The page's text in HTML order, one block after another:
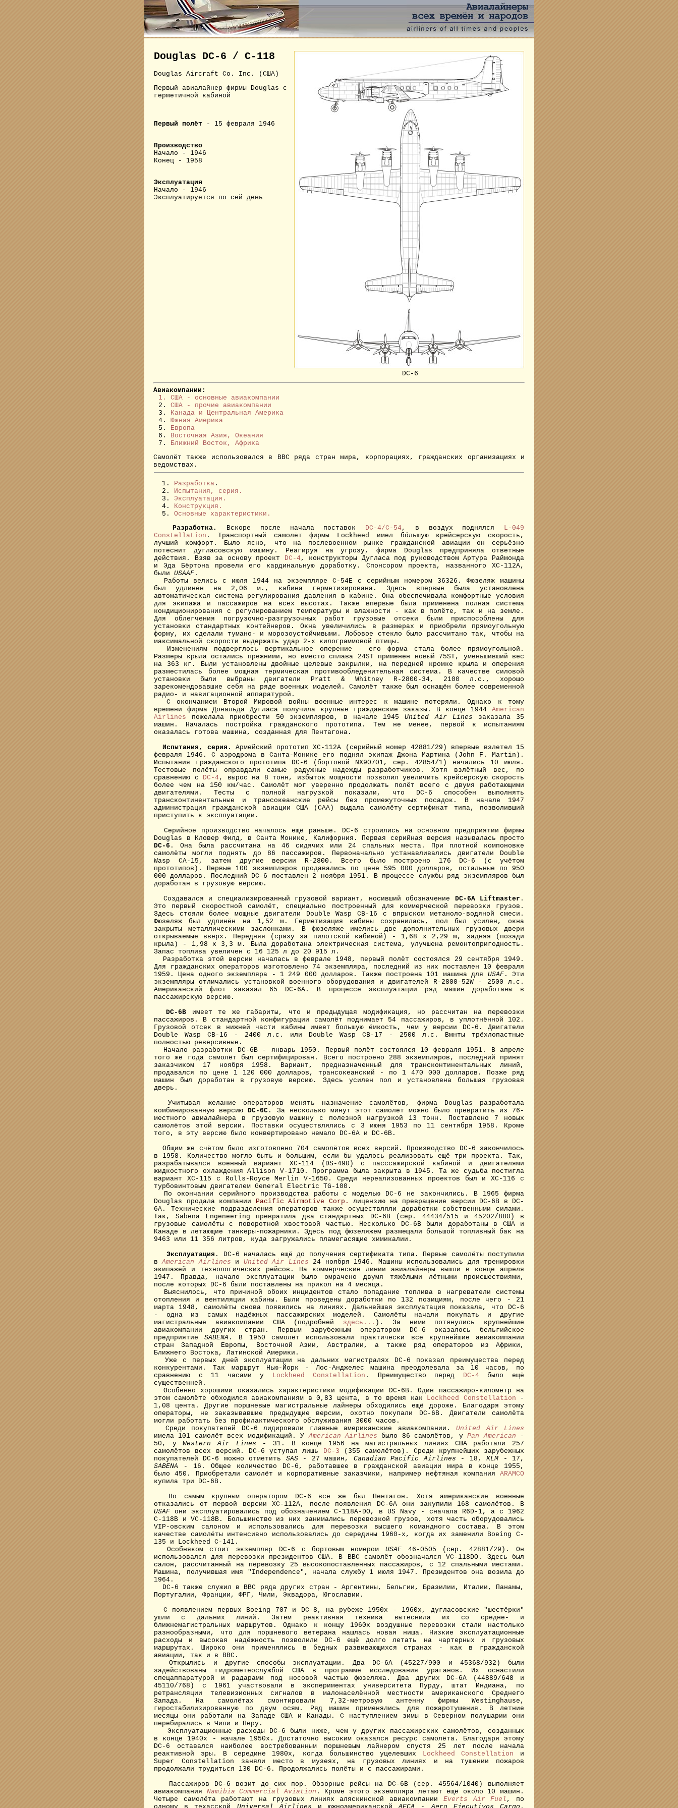
Douglas DC-6 / C-118
Douglas Aircraft Co. Inc. (США)
Первый авиалайнер фирмы Douglas с
герметичной кабиной
Первый полёт - 15 февраля 1946
Производство
Начало - 1946
Конец - 1958
Эксплуатация
Начало - 1946
Эксплуатируется по сей день
DC-6
Авиакомпании:
1. США - основные авиакомпании
2. США - прочие авиакомпании
3. Канада и Центральная Америка
4. Южная Америка
5. Европа
6. Восточная Азия, Океания
7. Ближний Восток, Африка
Самолёт также использовался в ВВС ряда стран мира, корпорациях, гражданских организациях и
ведомствах.
Разработка .
Испытания, серия.
Эксплуатация.
Конструкция.
Основные характеристики.
Разработка.
Вскоре после начала поставок DC-4/C-54 , в воздух поднялся L-049
Constellation . Транспортный самолёт фирмы Lockheed имел бóльшую крейсерскую скорость,
лучший комфорт. Было ясно, что на послевоенном рынке гражданской авиации он серьёзно
потеснит дугласовскую машину. Реагируя на угрозу, фирма Douglas предприняла ответные
действия. Взяв за основу проект DC-4 , конструкторы Дугласа под руководством Артура Раймонда
и Эда Бёртона провели его кардинальную доработку. Спонсором проекта, названного XC-112A,
были USAAF .
Работы велись с июля 1944 на экземпляре C-54E с серийным номером 36326. Фюзеляж машины
был удлинён на 2,06 м., кабина герметизирована. Здесь впервые была установлена
автоматическая система регулирования давления в кабине. Она обеспечивала комфортные условия
для экипажа и пассажиров на всех высотах. Также впервые была применена полная система
кондиционирования с регулированием температуры и влажности - как в полёте, так и на земле.
Для облегчения погрузочно-разгрузочных работ грузовые отсеки были приспособлены для
установки стандартных контейнеров. Окна увеличились в размерах и приобрели прямоугольную
форму, их сделали тумано- и морозоустойчивыми. Лобовое стекло было рассчитано так, чтобы на
максимальной скорости выдержать удар 2-х килограммовой птицы.
Изменениям подверглось вертикальное оперение - его форма стала более прямоугольной.
Размеры крыла остались прежними, но вместо сплава 24ST применён новый 75ST, уменьшивший вес
на 363 кг. Были установлены двойные щелевые закрылки, на передней кромке крыла и оперения
разместилась более мощная термическая противообледенительная система. В качестве силовой
установки были выбраны двигатели Pratt & Whitney R-2800-34, 2100 л.с., хорошо
зарекомендовавшие себя на ряде военных моделей. Самолёт также был оснащён более современной
радио- и навигационной аппаратурой.
С окончанием Второй Мировой войны военные интерес к машине потеряли. Однако к тому
времени фирма Дональда Дугласа получила крупные гражданские заказы. В конце 1944 American
Airlines пожелала приобрести 50 экземпляров, в начале 1945United Air Lines заказала 35
машин. Началась постройка гражданского прототипа. Тем не менее, первой к испытаниям
оказалась готова машина, созданная для Пентагона.
Испытания, серия.
Армейский прототип XC-112A (серийный номер 42881/29) впервые взлетел 15
февраля 1946. С аэродрома в Санта-Монике его поднял экипаж Джона Мартина (John F. Martin).
Испытания гражданского прототипа DC-6 (бортовой NX90701, сер. 42854/1) начались 10 июля.
Тестовые полёты оправдали самые радужные надежды разработчиков. Хотя взлётный вес, по
сравнению с DC-4 , вырос на 8 тонн, избыток мощности позволил увеличить крейсерскую скорость
более чем на 150 км/час. Самолёт мог уверенно продолжать полёт всего с двумя работающими
двигателями. Тесты с полной нагрузкой показали, что DC-6 способен выполнять
трансконтинентальные и трансокеанские рейсы без промежуточных посадок. В начале 1947
администрация гражданской авиации США (CAA) выдала самолёту сертификат типа, позволивший
приступить к эксплуатации.
Серийное производство началось ещё раньше. DC-6 строились на основном предприятии фирмы
Douglas в Кловер Филд, в Санта Монике, Калифорния. Первая серийная версия называлась просто
DC-6 . Она была рассчитана на 46 сидячих или 24 спальных места. При плотной компоновке
самолёты могли поднять до 86 пассажиров. Первоначально устанавливались двигатели Double
Wasp CA-15, затем другие версии R-2800. Всего было построено 176 DC-6 (с учётом
прототипов). Первые 100 экземпляров продавались по цене 595 000 долларов, остальные по 950
000 долларов. Последний DC-6 поставлен 2 ноября 1951. В процессе службы ряд экземпляров был
доработан в грузовую версию.
Создавался и специализированный грузовой вариант, носивший обозначение DC-6A Liftmaster .
Это первый скоростной самолёт, специально построенный для коммерческой перевозки грузов.
Здесь стояли более мощные двигатели Double Wasp CB-16 с впрыском метаноло-водяной смеси.
Фюзеляж был удлинён на 1,52 м. Герметизация кабины сохранилась, пол был усилен, окна
закрыты металлическими заслонками. В фюзеляже имелись две дополнительных грузовых двери
открываемые вверх. Передняя (сразу за пилотской кабиной) - 1,68 х 2,29 м, задняя (позади
крыла) - 1,98 х 3,3 м. Была доработана электрическая система, улучшена ремонтопригодность.
Запас топлива увеличен с 16 125 л до 20 915 л.
Разработка этой версии началась в феврале 1948, первый полёт состоялся 29 сентября 1949.
Для гражданских операторов изготовлено 74 экземпляра, последний из них поставлен 10 февраля
1959. Цена одного экземпляра - 1 249 000 долларов. Также построена 101 машина для USAF. Эти
экземпляры отличались установкой военного оборудования и двигателей R-2800-52W - 2500 л.с.
Американский флот заказал 65 DC-6A. В процессе эксплуатации ряд машин доработаны в
пассажирскую версию.
DC-6Bимеет те же габариты, что и предыдущая модификация, но рассчитан на перевозки
пассажиров. В стандартной конфигурации самолёт поднимает 54 пассажиров, в уплотнённой 102.
Грузовой отсек в нижней части кабины имеет большую ёмкость, чем у версии DC-6. Двигатели
Double Wasp CB-16 - 2400 л.с. или Double Wasp CB-17 - 2500 л.с. Вмнты трёхлопастные
полностью реверсивные.
Начало разработки DC-6B - январь 1950. Первый полёт состоялся 10 февраля 1951. В апреле
того же года самолёт был сертифицирован. Всего построено 288 экземпляров, последний принят
заказчиком 17 ноября 1958. Вариант, предназначенный для трансконтинентальных линий,
продавался по цене 1 120 000 долларов, трансокеанский - по 1 470 000 долларов. Позже ряд
машин был доработан в грузовую версию. Здесь усилен пол и установлена большая грузовая
дверь.
Учитывая желание операторов менять назначение самолётов, фирма Douglas разработала
комбинированную версиюDC-6C . За несколько минут этот самолёт можно было превратить из 76-
местного авиалайнера в грузовую машину с полезной нагрузкой 13 тонн. Поставлено 7 новых
самолётов этой версии. Поставки осуществлялись с 3 июня 1953 по 11 сентября 1958. Кроме
того, в эту версию было конвертировано немало DC-6A и DC-6B.
Общим же счётом было изготовлено 704 самолётов всех версий. Производство DC-6 закончилось
в 1958. Количество могло быть и большим, если бы удалось реализовать ещё три проекта. Так,
разрабатывался военный вариант XC-114 (DS-490) с пасссажирской кабиной и двигателями
жидкостного охлаждения Allison V-1710. Программа была закрыта в 1945. Та же судьба постигла
вариант XC-115 с Rolls-Royce Merlin V-1650. Среди нереализованных проектов был и XC-116 с
турбовинтовым двигателем General Electric TG-100.
По окончании серийного производства работы с моделью DC-6 не закончились. В 1965 фирма
Douglas продала компании Pacific Airmotive Corp.
лицензию на превращение версии DC-6B в DC-
6A. Технические подразделения операторов также осуществляли доработки собственными силами.
Так, Sabena Engeneering превратила два стандартных DC-6B (сер. 44434/515 и 45202/880) в
грузовые самолёты с поворотной хвостовой частью. Несколько DC-6B были доработаны в США и
Канаде в летающие танкеры-пожарники. Здесь под фюзеляжем размещали большой топливный бак на
9463 или 11 356 литров, куда загружались пламегасящие химикалии.
Эксплуатация . DC-6 началась ещё до получения сертификата типа. Первые самолёты поступили
вAmerican Airlines и United Air Lines 24 ноября 1946. Машины использовались для тренировки
экипажей и технологических рейсов. На коммерческие линии авиалайнеры вышли в конце апреля
1947. Правда, начало эксплуатации было омрачено двумя тяжёлыми лётными происшествиями,
после которых DC-6 были поставлены на прикол на 4 месяца.
Выяснилось, что причиной обоих инцидентов стало попадание топлива в нагреватели системы
отопления и вентиляции кабины. Были проведены доработки по 132 позициям, после чего - 21
марта 1948, самолёты снова появились на линиях. Дальнейшая эксплуатация показала, что DC-6
- одна из самых надёжных пассажирских моделей. Самолёты начали покупать и другие
магистральные авиакомпании США (подробней здесь... ). За ними потянулись крупнейшие
авиакомпании других стран. Первым зарубежным оператором DC-6 оказалось бельгийское
предприятиеSABENA . В 1950 самолёт использовали практически все крупнейшие авиакомпании
стран Западной Европы, Восточной Азии, Австралии, а также ряд операторов из Африки,
Ближнего Востока, Латинской Америки.
Уже с первых дней эксплуатации на дальних магистралях DC-6 показал преимущества перед
конкурентами. Так маршрут Нью-Йорк - Лос-Анджелес машина преодолевала за 10 часов, по
сравнению с 11 часами у Lockheed Constellation . Преимущество перед DC-4 было ещё
существенней.
Особенно хорошими оказались характеристики модификации DC-6B. Один пассажиро-километр на
этом самолёте обходился авиакомпаниям в 0,83 цента, в то время как Lockheed Constellation -
1,08 цента. Другие поршневые магистральные лайнеры обходились ещё дороже. Благодаря этому
операторы, не заказывавшие предыдущие версии, охотно покупали DC-6B. Двигатели самолёта
могли работать без профилактического обслуживания 3000 часов.
Среди покупателей DC-6 лидировали главные американские авиакомпании.United Air Lines
имела 101 самолёт всех модификаций. УAmerican Airlines было 86 самолётов, уPan American -
50, уWestern Air Lines - 31. В конце 1956 на магистральных линиях США работали 257
самолётов всех версий. DC-6 уступал лишь DC-3 (355 самолётов). Среди крупнейших зарубежных
покупателей DC-6 можно отметить SAS- 27 машин, Canadian Pacific Airlines - 18,KLM - 17,
SABENA - 16. Общее количество DC-6, работавшее в гражданской авиации мира в конце 1955,
было 450. Приобретали самолёт и корпоративные заказчики, например нефтяная компания ARAMCO
купила три DC-6B.
Но самым крупным оператором DC-6 всё же был Пентагон. Хотя американские военные
отказались от первой версии XC-112A, после появления DC-6A они закупили 168 самолётов. В
USAF они эксплуатировались под обозначением C-118A-DO, в US Navy - сначала R6D-1, а с 1962
C-118B и VC-118B. Большинство из них занимались перевозкой грузов, хотя часть оборудовались
VIP-овским салоном и использовались для перевозки высшего командного состава. В этом
качестве самолёты интенсивно использовались до середины 1960-х, когда их заменили Boeing C-
135 и Lockheed C-141.
Особняком стоит экземпляр DC-6 с бортовым номером USAF46-0505 (сер. 42881/29). Он
использовался для перевозки президентов США. В ВВС самолёт обозначался VC-118DO. Здесь был
салон, рассчитанный на перевозку 25 высокопоставленных пассажиров, с 12 спальными местами.
Машина, получившая имя "Independence", начала службу 1 июля 1947. Президентов она возила до
1964.
DC-6 также служил в ВВС ряда других стран - Аргентины, Бельгии, Бразилии, Италии, Панамы,
Португалии, Франции, ФРГ, Чили, Эквадора, Югославии.
С появлением первых Boeing 707 и DC-8, на рубеже 1950х - 1960х, дугласовские "шестёрки"
ушли с дальних линий. Затем реактивная техника вытеснила их со средне- и
ближнемагистральных маршрутов. Однако к концу 1960х воздушные перевозки стали настолько
разнообразными, что для поршневого ветерана нашлась новая ниша. Низкие эксплуатационные
расходы и высокая надёжность позволили DC-6 ещё долго летать на чартерных и грузовых
маршрутах. Широко они применялись в бедных развивающихся странах - как в гражданской
авиации, так и в ВВС.
Открылись и другие способы эксплуатации. Два DC-6A (45227/900 и 45368/932) были
задействованы гидрометеослужбой США в программе исследования ураганов. Их оснастили
спецаппаратурой и радарами под носовой частью фюзеляжа. Два других DC-6A (44889/648 и
45110/768) с 1961 участвовали в экспериментах университета Пурду, штат Индиана, по
ретрансляции телевизионных сигналов в малонаселённой местности американского Среднего
Запада. На самолётах смонтировали 7,32-метровую антенну фирмы Westinghause,
гиростабилизированную по двум осям. Ряд машин применялись для пожаротушения. В летние
месяцы они работали на Западе США и Канады. С наступлением зимы в Северном полушарии они
перебирались в Чили и Перу.
Эксплуатационные расходы DC-6 были ниже, чем у других пассажирских самолётов, созданных
в конце 1940х - начале 1950х. Достаточно высоким оказался ресурс самолёта. Благодаря этому
DC-6 оставался наиболее востребованным поршневым лайнером спустя 25 лет после начала
реактивной эры. В середине 1980х, когда большинство уцелевших Lockheed Constellation и
Super Constellation заняли место в музеях, на грузовых линиях и на тушении пожаров
продолжали трудиться 130 DC-6. Продолжались полёты и с пассажирами.
Пассажиров DC-6 возит до сих пор. Обзорные рейсы на DC-6B (сер. 45564/1040) выполняет
авиакомпания Namibia Commercial Aviation . Кроме этого экземпляра летают ещё около 10 машин.
Четыре самолёта работают на грузовых линиях аляскинской авиакомпании Everts Air Fuel , по